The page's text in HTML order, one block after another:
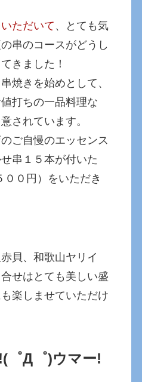
ただいて 、とても気
串のコースがどうし
きました！
焼きを始めとして、
打ちの一品料理な
されています。
ご自慢のエッセンス
串１５本が付いた
００円）をいただき
貝、和歌山ヤリイ
せはとても美しい盛
楽しませていただけ
(゜Д゜)ウマー!